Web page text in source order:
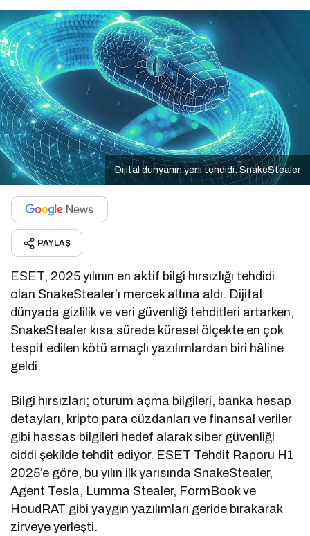
Dijital dünyanın yeni tehdidi: SnakeStealer
PAYLAŞ
ESET, 2025 yılının en aktif bilgi hırsızlığı tehdidi
olan SnakeStealer’ı mercek altına aldı. Dijital
dünyada gizlilik ve veri güvenliği tehditleri artarken,
SnakeStealer kısa sürede küresel ölçekte en çok
tespit edilen kötü amaçlı yazılımlardan biri hâline
geldi.
Bilgi hırsızları; oturum açma bilgileri, banka hesap
detayları, kripto para cüzdanları ve finansal veriler
gibi hassas bilgileri hedef alarak siber güvenliği
ciddi şekilde tehdit ediyor. ESET Tehdit Raporu H1
2025’e göre, bu yılın ilk yarısında SnakeStealer,
Agent Tesla, Lumma Stealer, FormBook ve
HoudRAT gibi yaygın yazılımları geride bırakarak
zirveye yerleşti.